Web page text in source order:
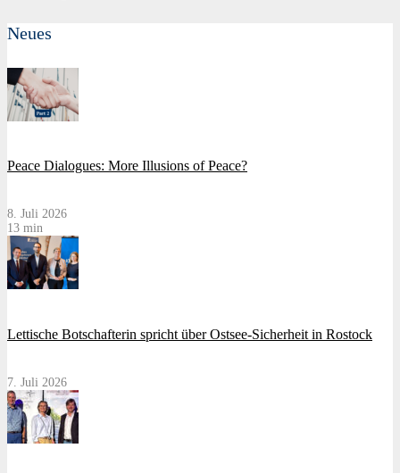
Neues
Peace Dialogues: More Illusions of Peace?
8. Juli 2026
13 min
Lettische Botschafterin spricht über Ostsee-Sicherheit in Rostock
7. Juli 2026